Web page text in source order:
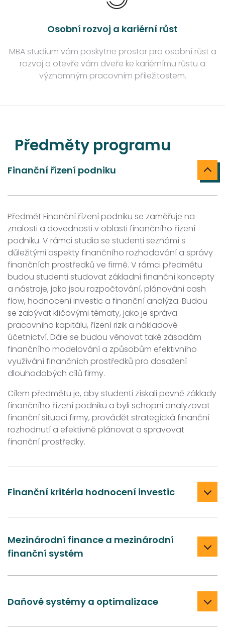
Osobní rozvoj a kariérní růst
MBA studium vám poskytne prostor pro osobní růst a
rozvoj a otevře vám dveře ke kariérnímu růstu a
významným pracovním příležitostem.
Předměty programu
Finanční řízení podniku
Předmět Finanční řízení podniku se zaměřuje na
znalosti a dovednosti v oblasti finančního řízení
podniku. V rámci studia se studenti seznámí s
důležitými aspekty finančního rozhodování a správy
finančních prostředků ve firmě. V rámci předmětu
budou studenti studovat základní finanční koncepty
a nástroje, jako jsou rozpočtování, plánování cash
flow, hodnocení investic a finanční analýza. Budou
se zabývat klíčovými tématy, jako je správa
pracovního kapitálu, řízení rizik a nákladové
účetnictví. Dále se budou věnovat také zásadám
finančního modelování a způsobům efektivního
využívání finančních prostředků pro dosažení
dlouhodobých cílů firmy.
Cílem předmětu je, aby studenti získali pevné základy
finančního řízení podniku a byli schopni analyzovat
finanční situaci firmy, provádět strategická finanční
rozhodnutí a efektivně plánovat a spravovat
finanční prostředky.
Finanční kritéria hodnocení investic
Mezinárodní finance a mezinárodní
finanční systém
Daňové systémy a optimalizace